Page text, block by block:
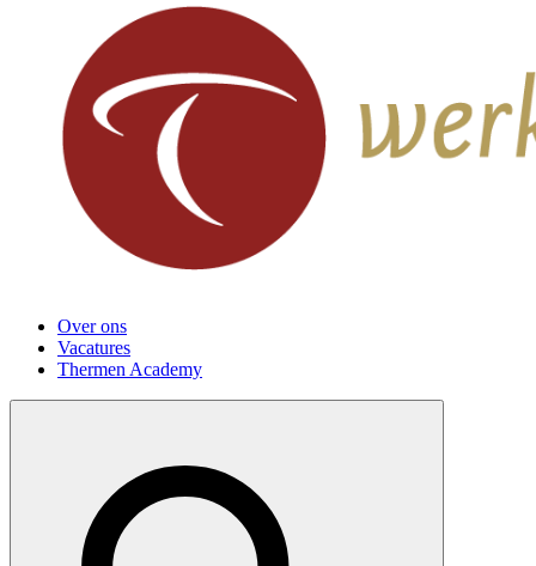
Over ons
Vacatures
Thermen Academy